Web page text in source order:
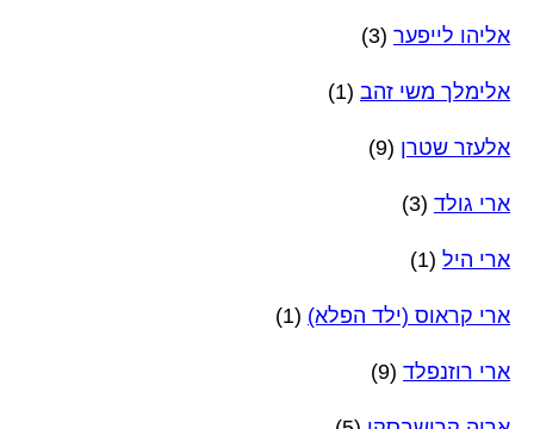
אליהו לייפער (3)
אלימלך משי זהב (1)
אלעזר שטרן (9)
ארי גולד (3)
ארי היל (1)
ארי קראוס (ילד הפלא) (1)
ארי רוזנפלד (9)